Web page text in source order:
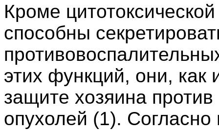
Кроме
способны
этих функций, они, как
защите хозяина против
опухолей (1). Согласно